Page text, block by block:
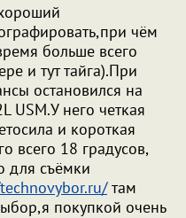
чём
больше всего
и тут тайга).При
остановился на
USM.У него четкая
и короткая
всего 18 градусов,
для съёмки
там
покупкой очень